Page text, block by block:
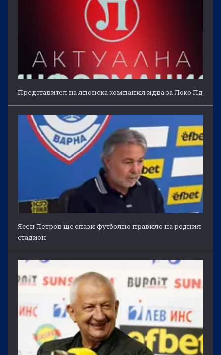
Представител на японска компания идва за Локо Пд
Ясен Петров ще спази футболно правило на родния
стадион